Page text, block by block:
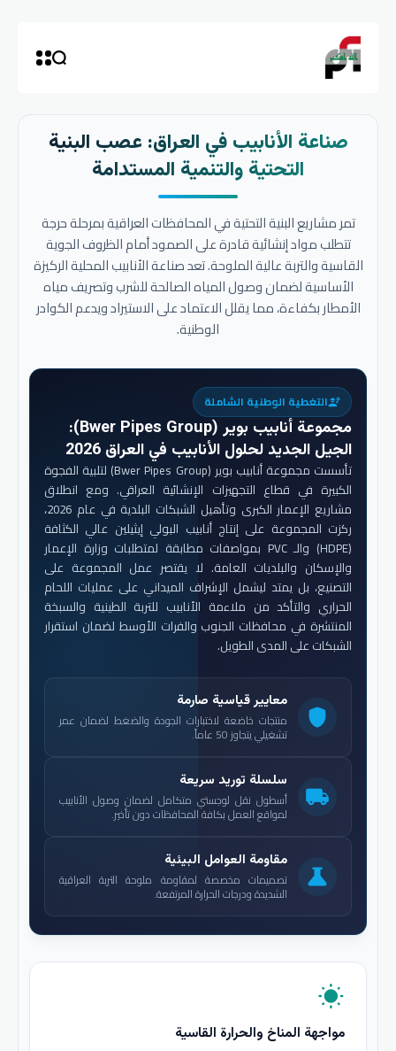
صناعة الأنابيب في العراق: عصب البنية
التحتية والتنمية المستدامة
تمر مشاريع البنية التحتية في المحافظات العراقية بمرحلة حرجة
تتطلب مواد إنشائية قادرة على الصمود أمام الظروف الجوية
القاسية والتربة عالية الملوحة. تعد صناعة الأنابيب المحلية الركيزة
الأساسية لضمان وصول المياه الصالحة للشرب وتصريف مياه
الأمطار بكفاءة، مما يقلل الاعتماد على الاستيراد ويدعم الكوادر
الوطنية.
engineeringالتغطية الوطنية الشاملة
مجموعة أنابيب بوير (Bwer Pipes Group)
:
الجيل الجديد لحلول الأنابيب في العراق 2026
تأسست مجموعة أنابيب بوير (Bwer Pipes Group) لتلبية الفجوة
الكبيرة في قطاع التجهيزات الإنشائية العراقي. ومع انطلاق
مشاريع الإعمار الكبرى وتأهيل الشبكات البلدية في عام 2026،
ركزت المجموعة على إنتاج أنابيب البولي إيثيلين عالي الكثافة
(HDPE) والـ PVC بمواصفات مطابقة لمتطلبات وزارة الإعمار
والإسكان والبلديات العامة. لا يقتصر عمل المجموعة على
التصنيع، بل يمتد ليشمل الإشراف الميداني على عمليات اللحام
الحراري والتأكد من ملاءمة الأنابيب للتربة الطينية والسبخة
المنتشرة في محافظات الجنوب والفرات الأوسط لضمان استقرار
الشبكات على المدى الطويل.
shield
معايير قياسية صارمة
منتجات خاضعة لاختبارات الجودة والضغط لضمان عمر
تشغيلي يتجاوز 50 عاماً.
local_shipping
سلسلة توريد سريعة
أسطول نقل لوجستي متكامل لضمان وصول الأنابيب
لمواقع العمل بكافة المحافظات دون تأخير.
science
مقاومة العوامل البيئية
تصميمات مخصصة لمقاومة ملوحة التربة العراقية
الشديدة ودرجات الحرارة المرتفعة.
wb_sunny
مواجهة المناخ والحرارة القاسية